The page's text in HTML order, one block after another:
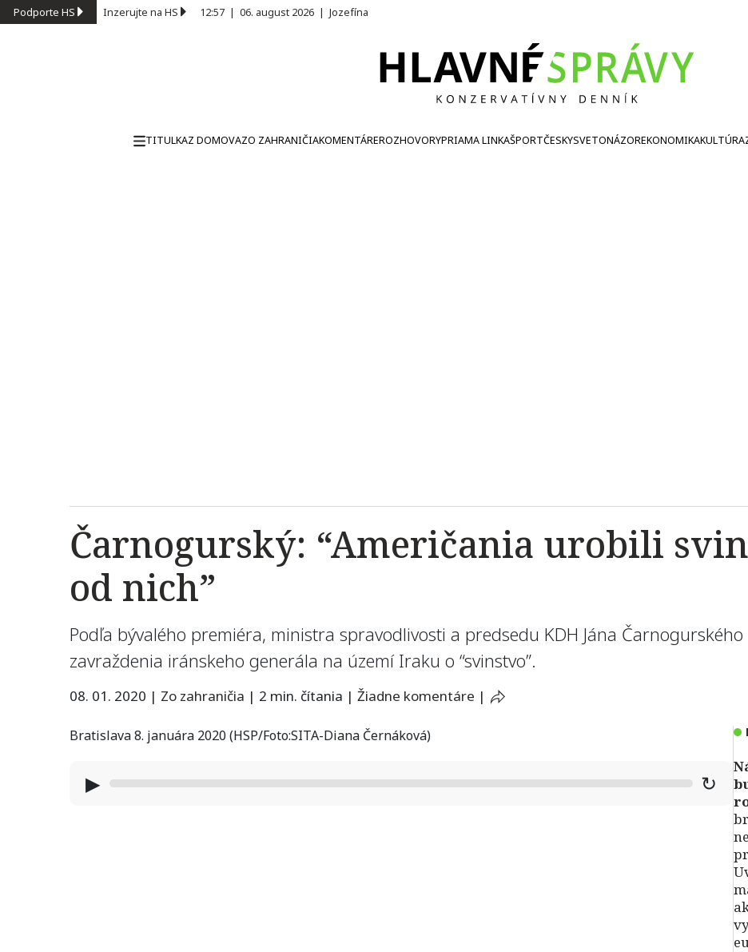
Podporte HS Inzerujte na HS 12:57 | 06. august 2026 | Jozefína
TITULKAZ DOMOVAZO ZAHRANIČIAKOMENTÁREROZHOVORYPRIAMA LINKAŠPORTČESKYSVETONÁZOREKONOMIKAKULTÚRA
Čarnogurský: “Američania urobili
od nich”
Podľa bývalého premiéra, ministra spravodlivosti a predsedu KDH Jána
zavraždenia iránskeho generála na území Iraku o “svinstvo”.
08. 01. 2020 | Zo zahraničia | 2 min. čítania | Žiadne komentáre |
Bratislava 8. januára 2020 (HSP/Foto:SITA-Diana Černáková)
▶ ↻